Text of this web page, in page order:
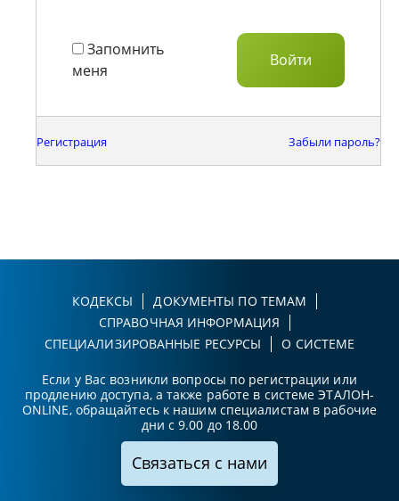
Запомнить
меня
Регистрация Забыли пароль?
КОДЕКСЫ
ДОКУМЕНТЫ ПО ТЕМАМ
СПРАВОЧНАЯ ИНФОРМАЦИЯ
СПЕЦИАЛИЗИРОВАННЫЕ РЕСУРСЫ
О СИСТЕМЕ
Если у Вас возникли вопросы по регистрации или
продлению доступа, а также работе в системе ЭТАЛОН-
ONLINE, обращайтесь к нашим специалистам в рабочие
дни с 9.00 до 18.00
Связаться с нами